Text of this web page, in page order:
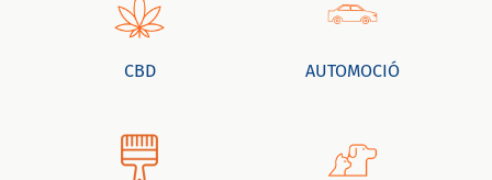
CBD AUTOMOCIÓ